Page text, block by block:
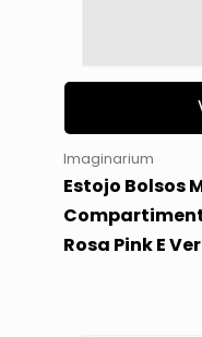
Imaginarium
Estojo Bolsos
Rosa Pink E